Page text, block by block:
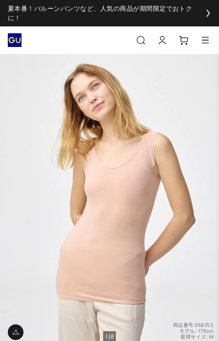
夏本番！バルーンパンツなど、人気の商品が期間限定でおトク
に！
商品番号:358753
モデル: 175cm
着用サイズ: M
1 8